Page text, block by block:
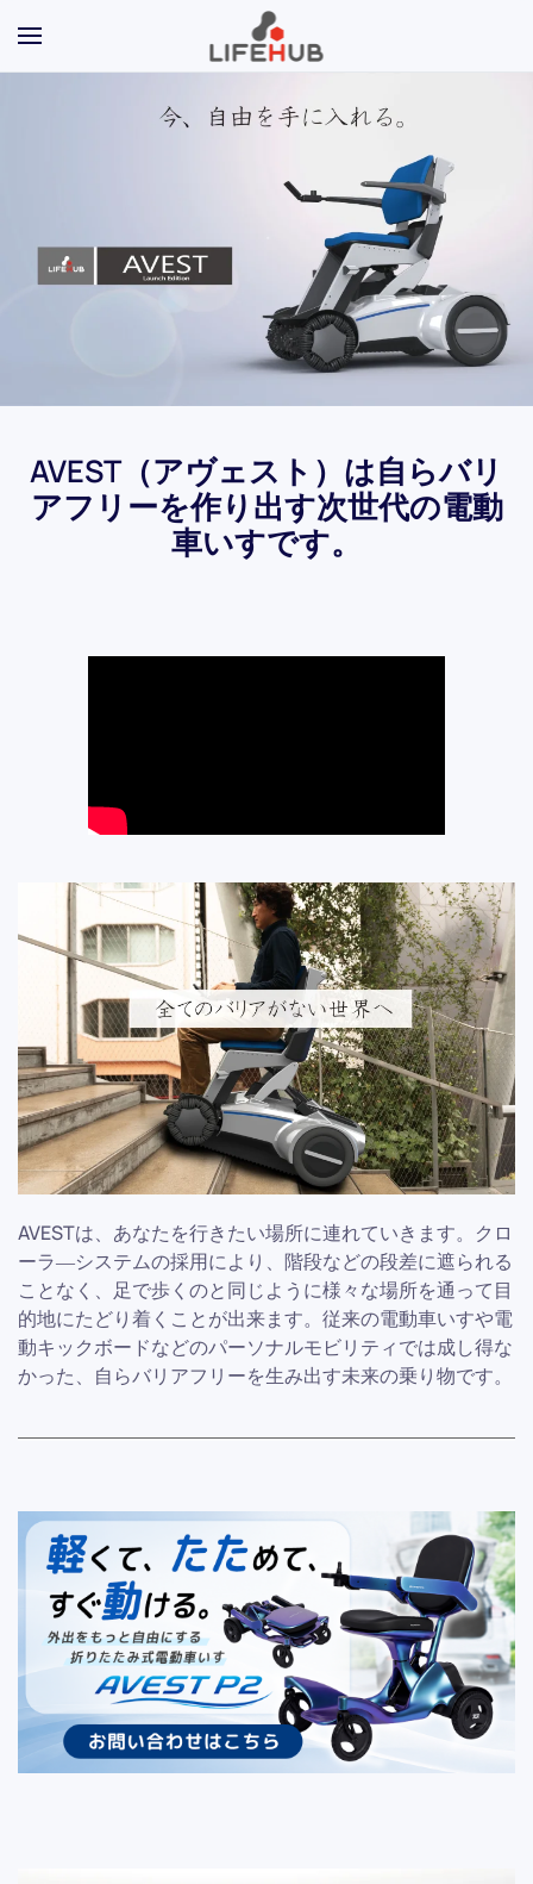
Skip to main content
AVEST（アヴェスト）は自らバリ
アフリーを作り出す次世代の電動
車いすです。
AVESTは、あなたを行きたい場所に連れていきます。クロ
ーラ―システムの採用により、階段などの段差に遮られる
ことなく、足で歩くのと同じように様々な場所を通って目
的地にたどり着くことが出来ます。従来の電動車いすや電
動キックボードなどのパーソナルモビリティでは成し得な
かった、自らバリアフリーを生み出す未来の乗り物です。